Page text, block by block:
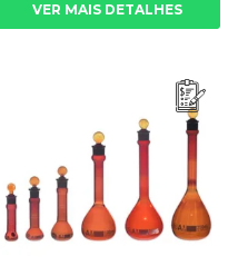
VER MAIS DETALHES